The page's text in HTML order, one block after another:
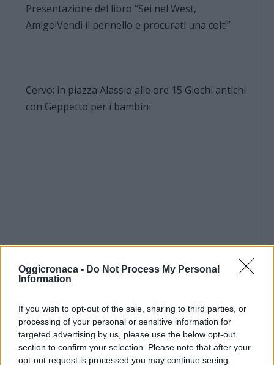
Oggicronaca - Do Not Process My Personal
Information
If you wish to opt-out of the sale, sharing to third parties, or
processing of your personal or sensitive information for
targeted advertising by us, please use the below opt-out
section to confirm your selection. Please note that after your
opt-out request is processed you may continue seeing
Presentazione del libro “Sei nel West,
Amigo!Vendi il pennello e procurati una colt!”
Cervo: in piazza Alassio alle ore 15 Giochi antichi
con Geppetto per i bambini